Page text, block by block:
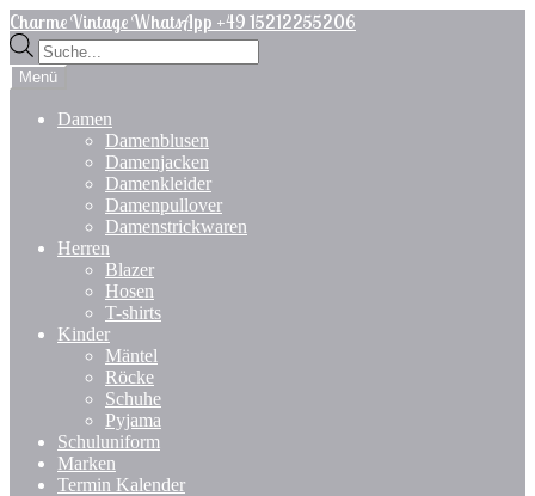
Zur
Navigation
springen
Zum
Inhalt
springen
Charme Vintage WhatsApp +49 15212255206
Products
search
Menü
Damen
Damenblusen
Damenjacken
Damenkleider
Damenpullover
Damenstrickwaren
Herren
Blazer
Hosen
T-shirts
Kinder
Mäntel
Röcke
Schuhe
Pyjama
Schuluniform
Marken
Termin Kalender